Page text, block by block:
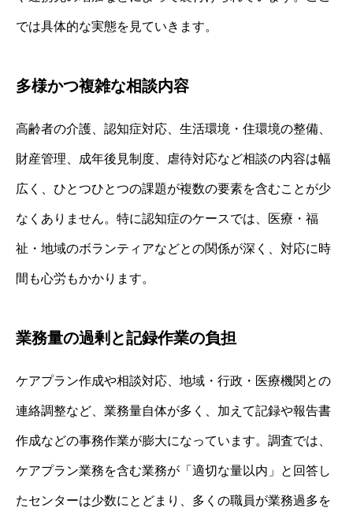
では具体的な実態を見ていきます。
多様かつ複雑な相談内容
高齢者の介護、認知症対応、生活環境・住環境の整備、
財産管理、成年後見制度、虐待対応など相談の内容は幅
広く、ひとつひとつの課題が複数の要素を含むことが少
なくありません。特に認知症のケースでは、医療・福
祉・地域のボランティアなどとの関係が深く、対応に時
間も心労もかかります。
業務量の過剰と記録作業の負担
ケアプラン作成や相談対応、地域・行政・医療機関との
連絡調整など、業務量自体が多く、加えて記録や報告書
作成などの事務作業が膨大になっています。調査では、
ケアプラン業務を含む業務が「適切な量以内」と回答し
たセンターは少数にとどまり、多くの職員が業務過多を